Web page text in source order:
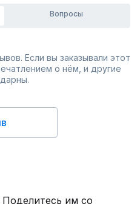
Вопросы
Если вы заказывали этот
о нём, и другие
им со